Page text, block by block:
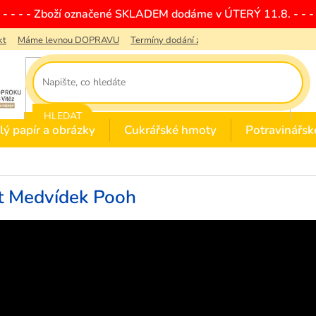
- - - Zboží označené SKLADEM dodáme v ÚTERÝ 11.8. - -
Máme levnou DOPRAVU Termíny dodání zboží
HLEDAT
papír a obrázky Cukrářské hmoty
Medvídek Pooh